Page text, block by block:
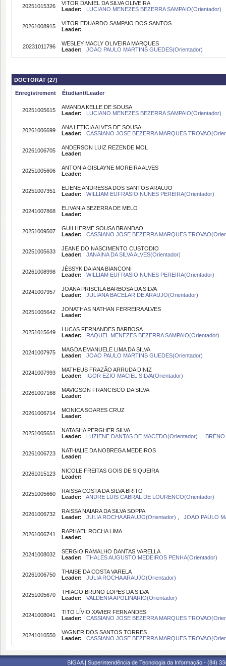
20251015326
VITOR DANIEL DA SILVA OLIVEIRA
Leader:
LUCIANO MENEZES BEZERRA SAMPAIO(Orientador)
20261008915
VITOR EDUARDO SAMPAIO DOS SANTOS
Leader:
20231011796
WESLEY MACLY OLIVEIRA MARQUES
Leader:
JOAO PAULO MARTINS GUEDES(Orientador)
DOCTORAT (27)
Enregistrement Étudiant/Leader
20251005615
AMANDA KELLE DE SOUSA
Leader:
LUCIANO MENEZES BEZERRA SAMPAIO(Orientador)
20261006699
ANA LETICIA ALVES DE SOUSA
Leader:
CASSIANO JOSE BEZERRA MARQUES
20261006705
ANDERSON LUIZ REZENDE MOL
Leader:
20251005606
ANTONIA GISLAYNE MOREIRA ALVES
Leader:
20251007351
ELIENE ANDRESSA DOS SANTOS ARAUJO
Leader:
WILLIAM EUFRASIO NUNES PEREIRA(Orientador)
20241007868
ELIVANIA BEZERRA DE MELO
Leader:
20251009507
GUILHERME SOUSA BRANDAO
Leader:
CASSIANO JOSE BEZERRA MARQUES
20251005633
JEANE DO NASCIMENTO CUSTODIO
Leader:
JANAINA DA SILVA ALVES(Orientador)
20261008998
JÉSSYK DAIANA BIANCONI
Leader:
WILLIAM EUFRASIO NUNES PEREIRA(Orientador)
20241007957
JOANA PRISCILA BARBOSA DA SILVA
Leader:
JULIANA BACELAR DE ARAUJO(Orientador)
20251005642
JONATHAS NATHAN FERREIRA ALVES
Leader:
20251015649
LUCAS FERNANDES BARBOSA
Leader:
RAQUEL MENEZES BEZERRA SAMPAIO(Orientador)
20241007975
MAGDA EMANUELE LIMA DA SILVA
Leader:
JOAO PAULO MARTINS GUEDES(Orientador)
20241007993
MATHEUS FRAZÃO ARRUDA DINIZ
Leader:
IGOR EZIO MACIEL SILVA(Orientador)
20261007168
MAVIGSON FRANCISCO DA SILVA
Leader:
20261006714
MONICA SOARES CRUZ
Leader:
20251005651
NATASHA PERGHER SILVA
Leader:
LUZIENE DANTAS DE MACEDO(Orientador)
20261006723
NATHALIE DA NOBREGA MEDEIROS
Leader:
20261015123
NICOLE FREITAS GOIS DE SIQUEIRA
Leader:
20251005660
RAISSA COSTA DA SILVA BRITO
Leader:
ANDRE LUIS CABRAL DE LOURENCO(Orientador)
20261006732
RAISSA NAIARA DA SILVA SOPPA
Leader:
JULIA ROCHA ARAUJO(Orientador) JOAO PAULO
20261006741
RAPHAEL ROCHA LIMA
Leader:
20241008032
SERGIO RAMALHO DANTAS VARELLA
Leader:
THALES AUGUSTO MEDEIROS PENHA(Orientador)
20261006750
THAISE DA COSTA VARELA
Leader:
JULIA ROCHA ARAUJO(Orientador)
20251005670
THIAGO BRUNO LOPES DA SILVA
Leader:
VALDENIA APOLINARIO(Orientador)
20241008041
TITO LÍVIO XAVIER FERNANDES
Leader:
CASSIANO JOSE BEZERRA MARQUES
20241010550
VAGNER DOS SANTOS TORRES
Leader:
CASSIANO JOSE BEZERRA MARQUES
SIGAA | Superintendência de Tecnologia da Informação - (84)